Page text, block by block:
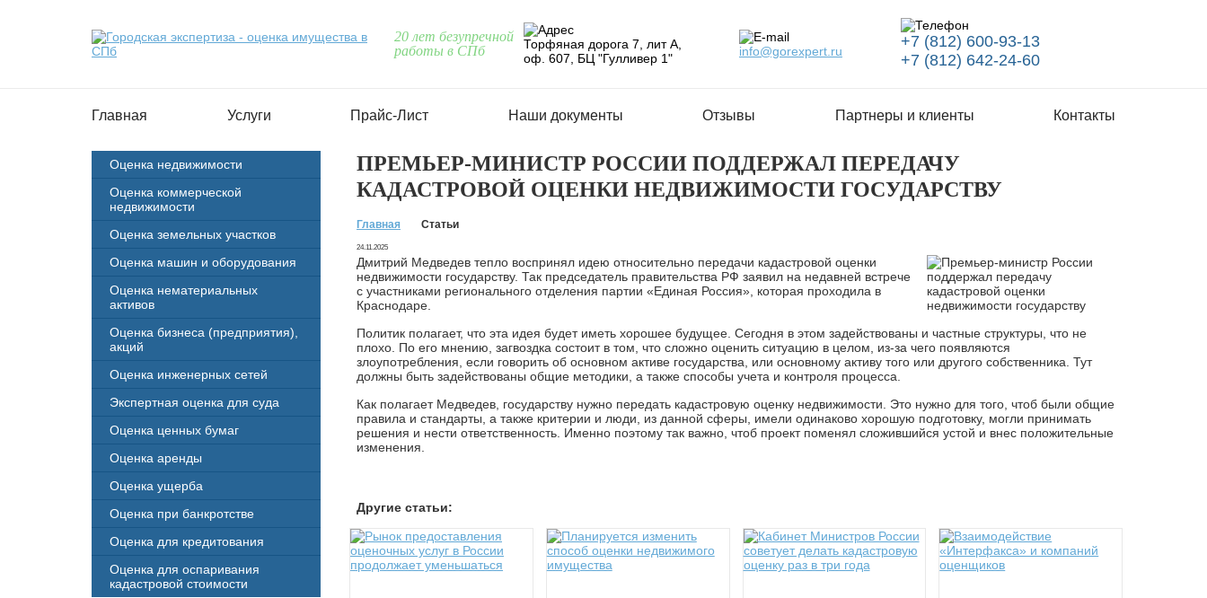
20 лет безупречной
работы в СПб
Торфяная дорога 7, лит А,
оф. 607, БЦ "Гулливер 1"
info@gorexpert.ru
+7 (812) 600-93-13
+7 (812) 642-24-60
Главная Услуги Прайс-Лист Наши документы Отзывы Партнеры и клиенты Контакты
Оценка недвижимости
Оценка коммерческой
недвижимости
Оценка земельных участков
Оценка машин и оборудования
Оценка нематериальных
активов
Оценка бизнеса (предприятия),
акций
Оценка инженерных сетей
Экспертная оценка для суда
Оценка ценных бумаг
Оценка аренды
Оценка ущерба
Оценка при банкротстве
Оценка для кредитования
Оценка для оспаривания
кадастровой стоимости
ПРЕМЬЕР-МИНИСТР РОССИИ ПОДДЕРЖАЛ ПЕРЕДАЧУ
КАДАСТРОВОЙ ОЦЕНКИ НЕДВИЖИМОСТИ ГОСУДАРСТВУ
Главная Статьи
24.11.2025
Дмитрий Медведев тепло воспринял идею относительно передачи кадастровой оценки
недвижимости государству. Так председатель правительства РФ заявил на недавней встрече
с участниками регионального отделения партии «Единая Россия», которая проходила в
Краснодаре.
Политик полагает, что эта идея будет иметь хорошее будущее. Сегодня в этом задействованы и частные структуры, что не
плохо. По его мнению, загвоздка состоит в том, что сложно оценить ситуацию в целом, из-за чего появляются
злоупотребления, если говорить об основном активе государства, или основному активу того или другого собственника. Тут
должны быть задействованы общие методики, а также способы учета и контроля процесса.
Как полагает Медведев, государству нужно передать кадастровую оценку недвижимости. Это нужно для того, чтоб были общие
правила и стандарты, а также критерии и люди, из данной сферы, имели одинаково хорошую подготовку, могли принимать
решения и нести ответственность. Именно поэтому так важно, чтоб проект поменял сложившийся устой и внес положительные
изменения.
Другие статьи: